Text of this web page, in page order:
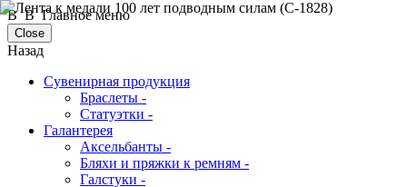
В В Главное меню
Close
Назад
Сувенирная продукция
Браслеты -
Статуэтки -
Галантерея
Аксельбанты -
Бляхи и пряжки к ремням -
Галстуки -